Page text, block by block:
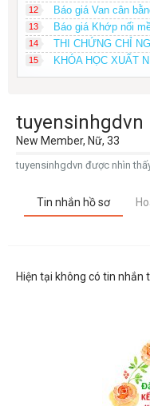
12
13
14
15
tuyensinhgdvn
New Member, Nữ, 33
tuyensinhgdvn được nhìn
Tin nhắn hồ sơ
Hiện tại không có tin nhắn